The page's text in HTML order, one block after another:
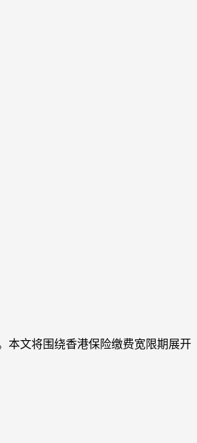
本文将围绕香港保险缴费宽限期展开